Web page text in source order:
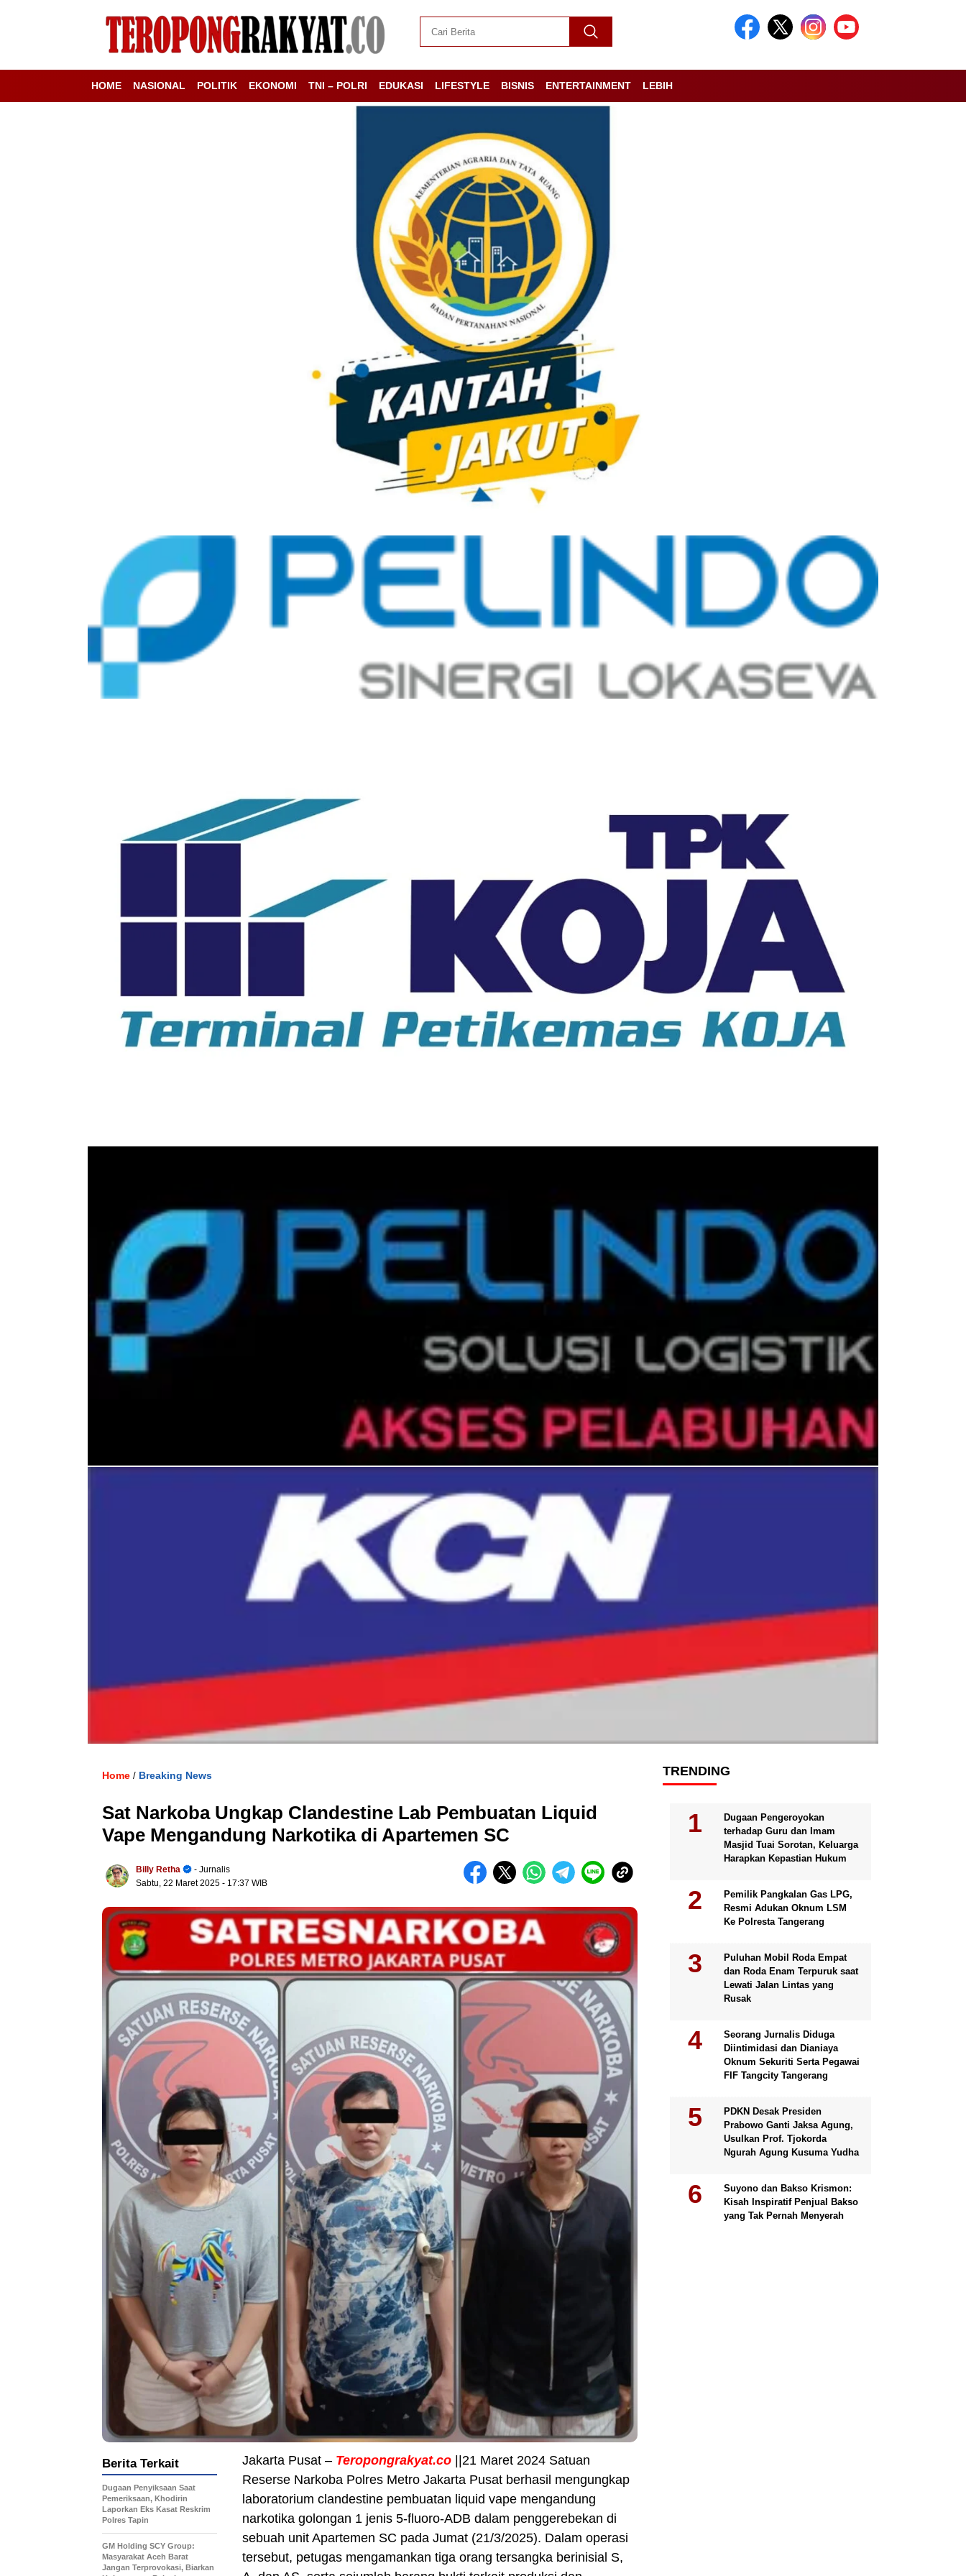
HOME NASIONAL POLITIK EKONOMI TNI – POLRI EDUKASI LIFESTYLE BISNIS ENTERTAINMENT LEBIH
Home / Breaking News
Sat Narkoba Ungkap Clandestine Lab Pembuatan Liquid
Vape Mengandung Narkotika di Apartemen SC
Billy Retha
- Jurnalis
Sabtu, 22 Maret 2025 - 17:37 WIB
Jakarta Pusat – Teropongrakyat.co ||21 Maret 2024 Satuan
Reserse Narkoba Polres Metro Jakarta Pusat berhasil mengungkap
laboratorium clandestine pembuatan liquid vape mengandung
narkotika golongan 1 jenis 5-fluoro-ADB dalam penggerebekan di
sebuah unit Apartemen SC pada Jumat (21/3/2025). Dalam operasi
tersebut, petugas mengamankan tiga orang tersangka berinisial S,
Berita Terkait
Dugaan Penyiksaan Saat
Pemeriksaan, Khodirin
Laporkan Eks Kasat Reskrim
Polres Tapin
GM Holding SCY Group:
Masyarakat Aceh Barat
Jangan Terprovokasi, Biarkan
TRENDING
Dugaan Pengeroyokan
terhadap Guru dan Imam
Masjid Tuai Sorotan, Keluarga
Harapkan Kepastian Hukum
Pemilik Pangkalan Gas LPG,
Resmi Adukan Oknum LSM
Ke Polresta Tangerang
Puluhan Mobil Roda Empat
dan Roda Enam Terpuruk saat
Lewati Jalan Lintas yang
Rusak
Seorang Jurnalis Diduga
Diintimidasi dan Dianiaya
Oknum Sekuriti Serta Pegawai
FIF Tangcity Tangerang
PDKN Desak Presiden
Prabowo Ganti Jaksa Agung,
Usulkan Prof. Tjokorda
Ngurah Agung Kusuma Yudha
Suyono dan Bakso Krismon:
Kisah Inspiratif Penjual Bakso
yang Tak Pernah Menyerah